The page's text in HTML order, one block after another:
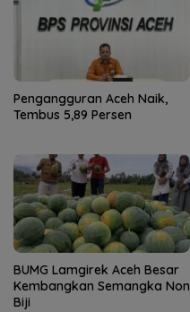
Pengangguran Aceh Naik,
Tembus 5,89 Persen
BUMG Lamgirek Aceh Besar
Kembangkan Semangka Non
Biji